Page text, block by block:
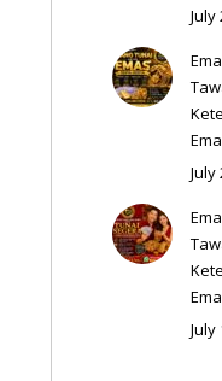
July
July
July